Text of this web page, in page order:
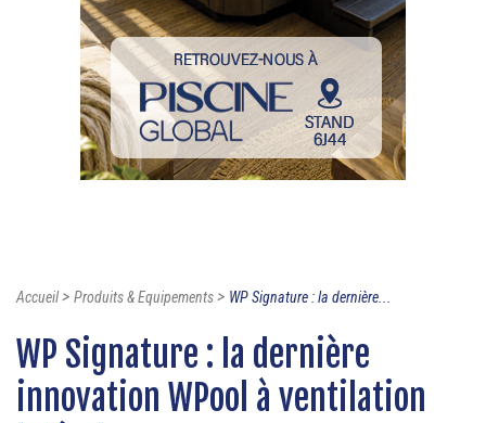
Accueil> Produits & Equipements> WP Signature : la dernière...
WP Signature : la dernière
innovation WPool à ventilation